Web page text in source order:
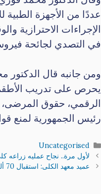
عددًا من الأجهزة الطبية
الإجراءات الاحترازية
في التصدي لجائحة
ومن جانبه قال الدكتور
يحرص على تدريب
الرقمي، حقوق المرضى،
رئيس الجمهورية لمنع
التصنيفات
Uncategorised
لأول مرة.. نجاح عمليه زراعه
عميد معهد الكلى: استقبال 70 ألف مريض سنويا بالعيادات الخارجية